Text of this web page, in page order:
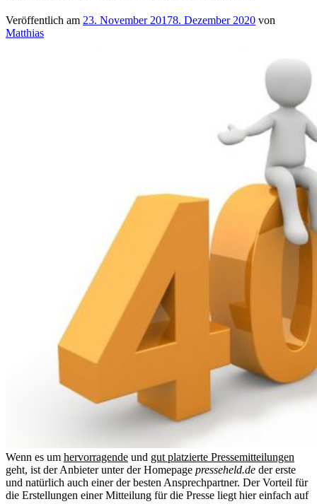
Veröffentlich am 23. November 20178. Dezember 2020 von
Matthias
Wenn es um hervorragende und gut platzierte Pressemitteilungen
geht, ist der Anbieter unter der Homepage presseheld.de der erste
und natürlich auch einer der besten Ansprechpartner. Der Vorteil für
die Erstellungen einer Mitteilung für die Presse liegt hier einfach auf